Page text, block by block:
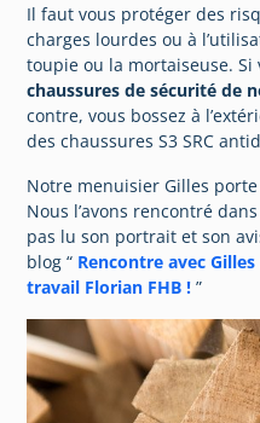
Il faut vous protéger des
charges lourdes ou à
toupie ou la mortaiseuse.
chaussures de sécurité de
contre, vous bossez à
des chaussures S3 SRC
Notre menuisier Gilles
Nous l’avons rencontré
pas lu son portrait et son
blog “ Rencontre avec
travail Florian FHB ! ”